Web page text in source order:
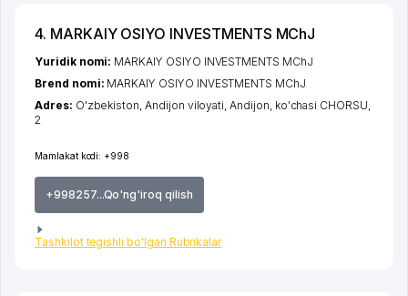
4. MARKAIY OSIYO INVESTMENTS MChJ
Mamlakat kodi: +998
+998257...Qo'ng'iroq qilish
Tashkilot tegishli bo'lgan Rubrikalar
Yuridik nomi: MARKAIY OSIYO INVESTMENTS MChJ
Brend nomi: MARKAIY OSIYO INVESTMENTS MChJ
Adres: O'zbekiston,Andijon viloyati ,Andijon ko'chasi CHORSU
2